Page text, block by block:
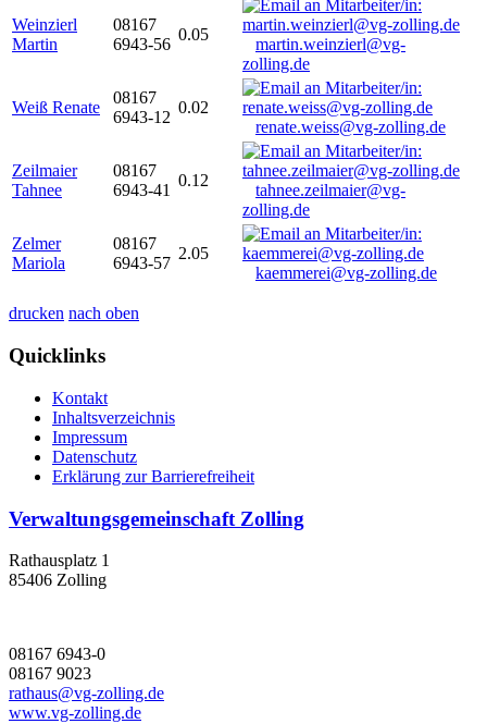
Weinzierl
Martin
08167
6943-56
0.05
martin.weinzierl@vg-
zolling.de
Weiß Renate
08167
6943-12
0.02
renate.weiss@vg-zolling.de
Zeilmaier
Tahnee
08167
6943-41
0.12
tahnee.zeilmaier@vg-
zolling.de
Zelmer
Mariola
08167
6943-57
2.05
kaemmerei@vg-zolling.de
drucken nach oben
Quicklinks
Kontakt
Inhaltsverzeichnis
Impressum
Datenschutz
Erklärung zur Barrierefreiheit
Verwaltungsgemeinschaft Zolling
Rathausplatz 1
85406 Zolling
08167 6943-0
08167 9023
rathaus@vg-zolling.de
www.vg-zolling.de